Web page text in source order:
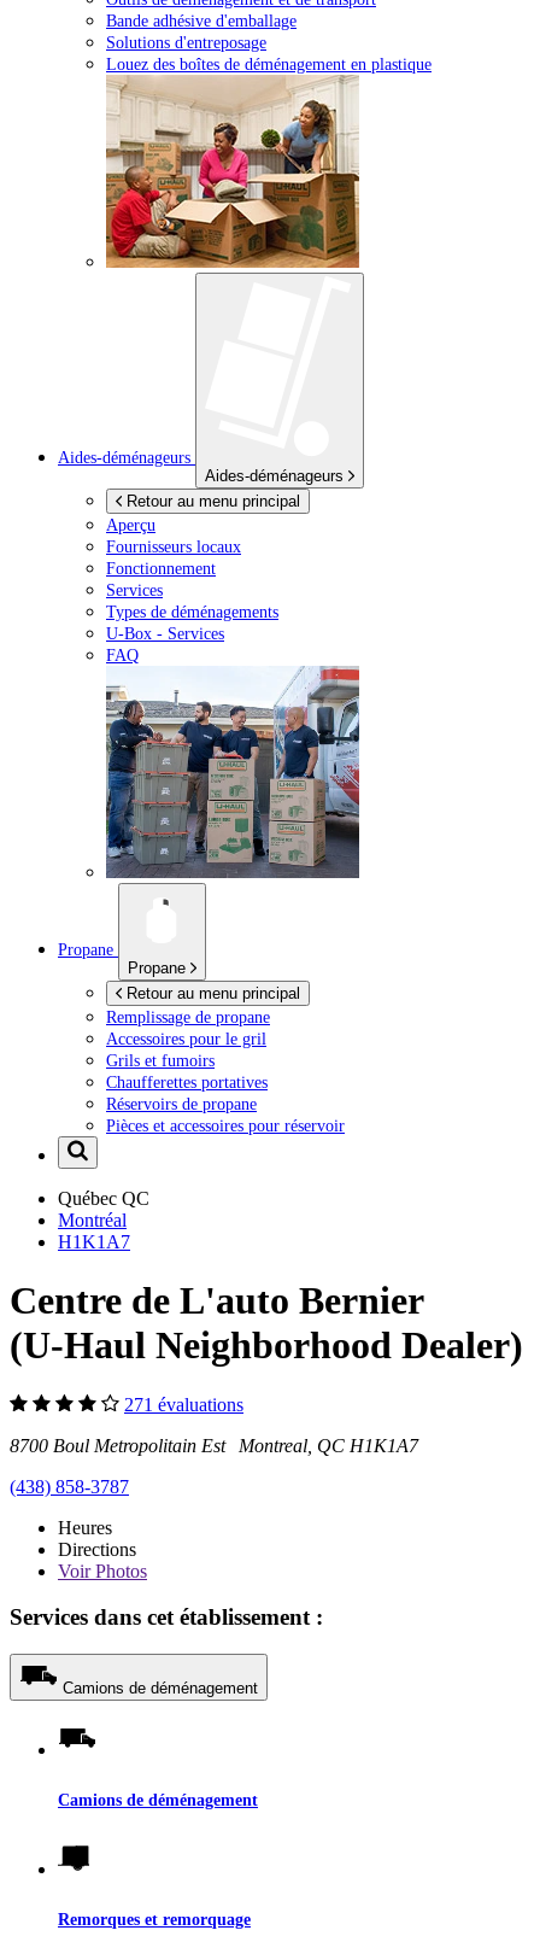
Bande adhésive d'emballage
Solutions d'entreposage
Louez des boîtes de déménagement en plastique
Aides-déménageurs
Aides-déménageurs
Retour au menu principal
Aperçu
Fournisseurs locaux
Fonctionnement
Services
Types de déménagements
U-Box - Services
FAQ
Propane
Propane
Retour au menu principal
Remplissage de propane
Accessoires pour le gril
Grils et fumoirs
Chaufferettes portatives
Réservoirs de propane
Pièces et accessoires pour réservoir
Québec QC
Montréal
H1K1A7
Centre de L'auto Bernier
(U-Haul Neighborhood Dealer)
271 évaluations
8700 Boul Metropolitain Est Montreal, QC H1K1A7
(438) 858-3787
Heures
Directions
VoirPhotos
Services dans cet établissement :
Camions de déménagement
Camions de déménagement
Remorques et remorquage